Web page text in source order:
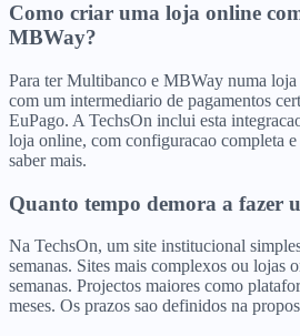
Como criar uma loja online
MBWay?
Para ter Multibanco e MBWay numa
com um intermediario de pagamentos
EuPago. A TechsOn inclui esta
loja online, com configuracao completa e
saber mais.
Quanto tempo demora a fazer
Na TechsOn, um site institucional
semanas. Sites mais complexos ou lojas
semanas. Projectos maiores como
meses. Os prazos sao definidos na